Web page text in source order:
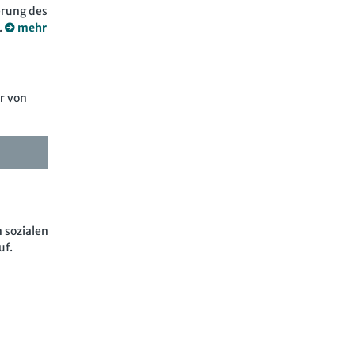
des
mehr
von